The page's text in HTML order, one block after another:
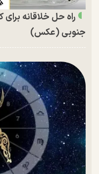
راه حل خلاقانه
جنوبی (عکس)